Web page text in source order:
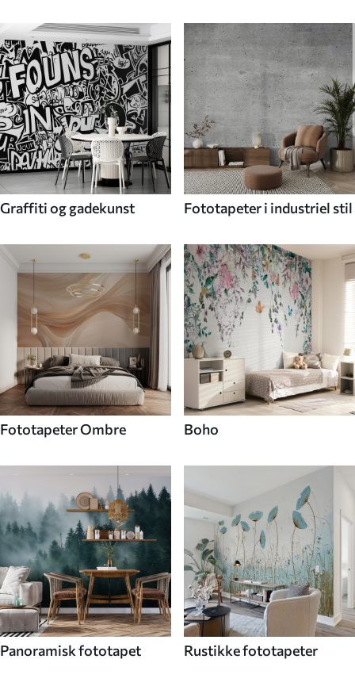
Graffiti og gadekunst Fototapeter i industriel stil
Fototapeter Ombre Boho
Panoramisk fototapet Rustikke fototapeter